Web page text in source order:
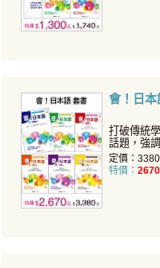
會！日
打破傳統
話題，強
知識！
定價：
特價： 2670